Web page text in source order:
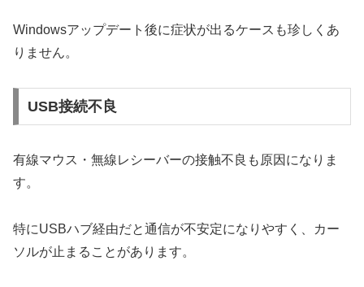
Windowsアップデート後に症状が出るケースも珍しくあ
りません。
USB接続不良
有線マウス・無線レシーバーの接触不良も原因になりま
す。
特にUSBハブ経由だと通信が不安定になりやすく、カー
ソルが止まることがあります。